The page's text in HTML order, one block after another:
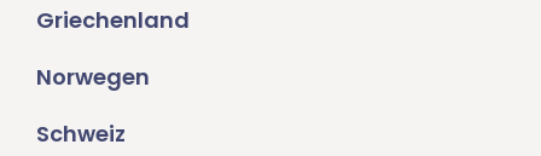
Griechenland
Norwegen
Schweiz